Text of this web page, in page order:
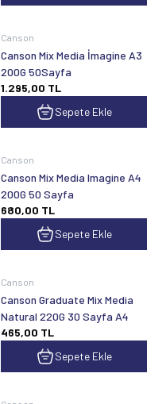
Canson
Canson Mix Media İmagine A3
200G 50Sayfa
1.295,00 TL
Sepete Ekle
Canson
Canson Mix Media Imagine A4
200G 50 Sayfa
680,00 TL
Sepete Ekle
Canson
Canson Graduate Mix Media
Natural 220G 30 Sayfa A4
465,00 TL
Sepete Ekle